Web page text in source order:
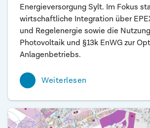
Energieversorgung Sylt. Im Fokus
wirtschaftliche Integration über
und Regelenergie sowie die
Photovoltaik und §13k EnWG zur
Anlagenbetriebs.
Weiterlesen